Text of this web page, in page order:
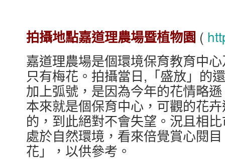
拍攝地點嘉道理農場暨植物園 (
嘉道理農場是個環境保育教育中
只有梅花。拍攝當日,「盛放」的
加上弧號，是因為今年的花情略
本來就是個保育中心，可觀的花
的，到此絕對不會失望。況且相
處於自然環境，看來倍覺賞心閱
花」，以供參考。